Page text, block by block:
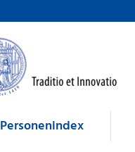
Personenindex